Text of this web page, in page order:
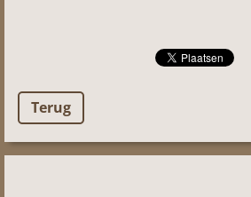
Terug